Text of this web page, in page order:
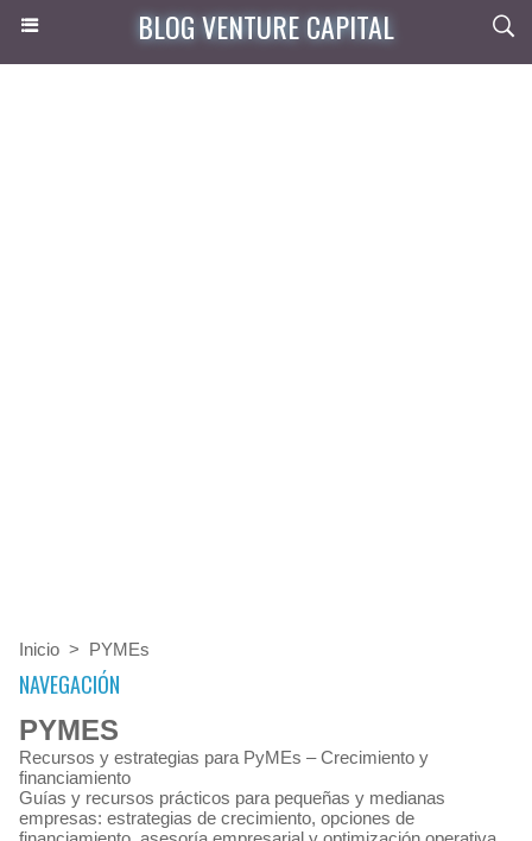
BLOG VENTURE CAPITAL
Inicio > PYMEs
NAVEGACIÓN
PYMES
Recursos y estrategias para PyMEs – Crecimiento y
financiamiento
Guías y recursos prácticos para pequeñas y medianas
empresas: estrategias de crecimiento, opciones de